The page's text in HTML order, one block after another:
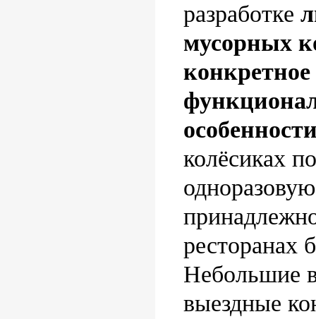
разработке
мусорных
колёсиках
ресторанах
Небольшие
выездные